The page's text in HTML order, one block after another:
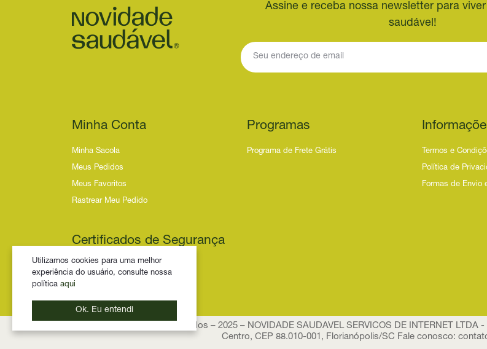
Assine e receba nossa newsletter para
saudável!
Minha Conta
Minha Sacola
Meus Pedidos
Meus Favoritos
Rastrear Meu Pedido
Programas
Programa de Frete Grátis Termos e
Política de
Formas de Envio
Certificados de Segurança
Todos os Direitos Reservados – 2025 – NOVIDADE SAUDAVEL SERVICOS DE INTERNET
Centro, CEP 88.010-001, Florianópolis/SC Fale conosco:
Utilizamos cookies para uma melhor
experiência do usuário, consulte nossa
política aqui
Ok. Eu entendi